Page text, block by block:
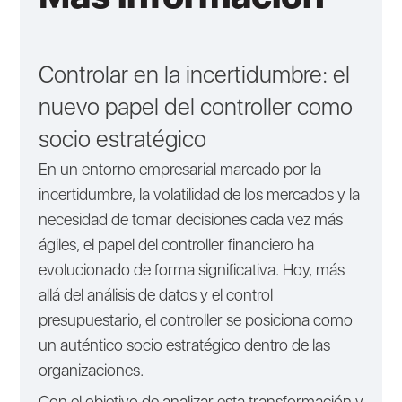
Controlar en la incertidumbre: el
nuevo papel del controller como
socio estratégico
En un entorno empresarial marcado por la
incertidumbre, la volatilidad de los mercados y la
necesidad de tomar decisiones cada vez más
ágiles, el papel del controller financiero ha
evolucionado de forma significativa. Hoy, más
allá del análisis de datos y el control
presupuestario, el controller se posiciona como
un auténtico socio estratégico dentro de las
organizaciones.